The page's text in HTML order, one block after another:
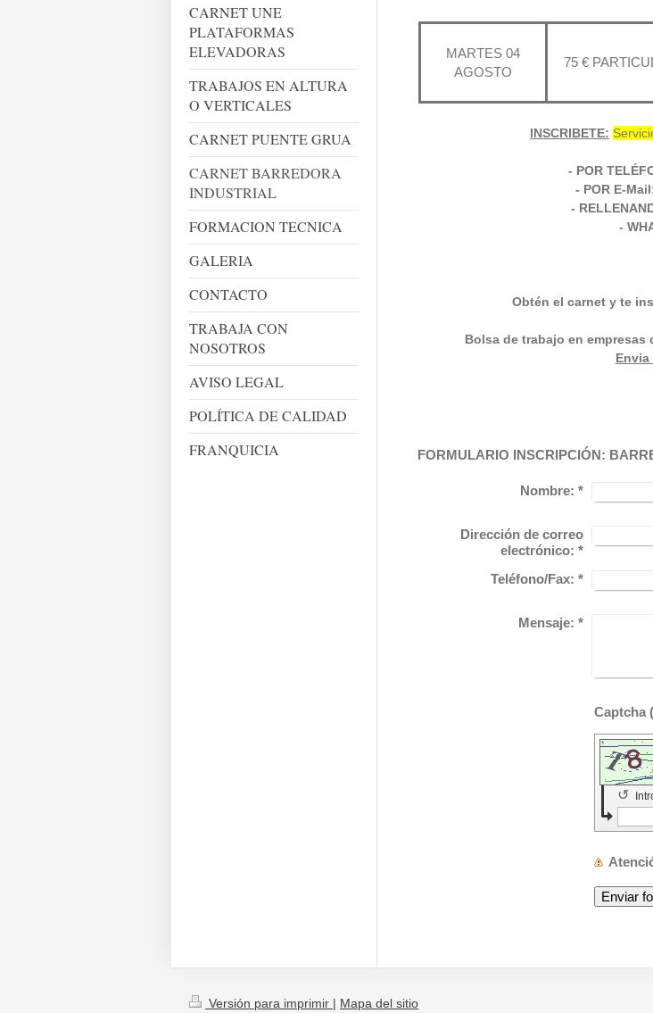
CARNET UNE
PLATAFORMAS
ELEVADORAS
TRABAJOS EN ALTURA
O VERTICALES
CARNET PUENTE GRUA
CARNET BARREDORA
INDUSTRIAL
FORMACION TECNICA
GALERIA
CONTACTO
TRABAJA CON
NOSOTROS
AVISO LEGAL
POLÍTICA DE CALIDAD
FRANQUICIA
MARTES 04
AGOSTO
75 €
INSCRIBETE:
- POR
- POR E-
-
-
Obtén el carnet y te
Bolsa de trabajo en
FORMULARIO INSCRIPCIÓN:
Nombre: *
Dirección de correo
electrónico: *
Teléfono/Fax: *
Mensaje: *
↺
Versión para imprimir | Mapa del sitio